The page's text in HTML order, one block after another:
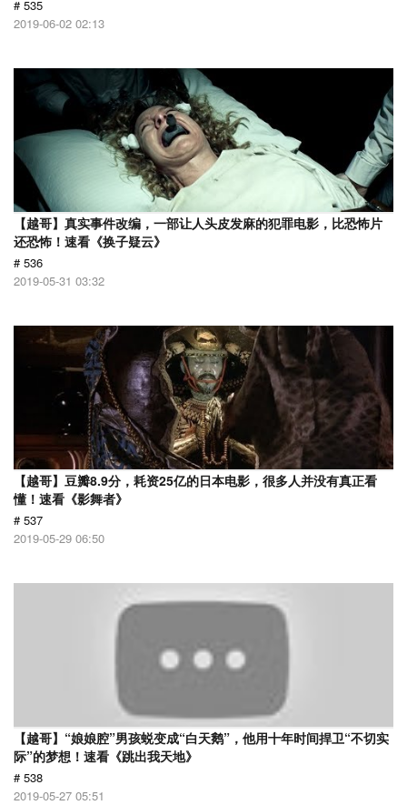
# 535
2019-06-02 02:13
【越哥】真实事件改编，一部让人头皮发麻的犯罪电影，比恐怖片
还恐怖！速看《换子疑云》
# 536
2019-05-31 03:32
【越哥】豆瓣8.9分，耗资25亿的日本电影，很多人并没有真正看
懂！速看《影舞者》
# 537
2019-05-29 06:50
【越哥】“娘娘腔”男孩蜕变成“白天鹅”，他用十年时间捍卫“不切实
际”的梦想！速看《跳出我天地》
# 538
2019-05-27 05:51